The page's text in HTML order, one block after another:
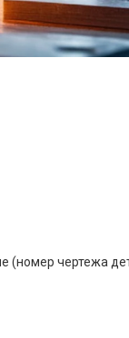
(номер чертежа